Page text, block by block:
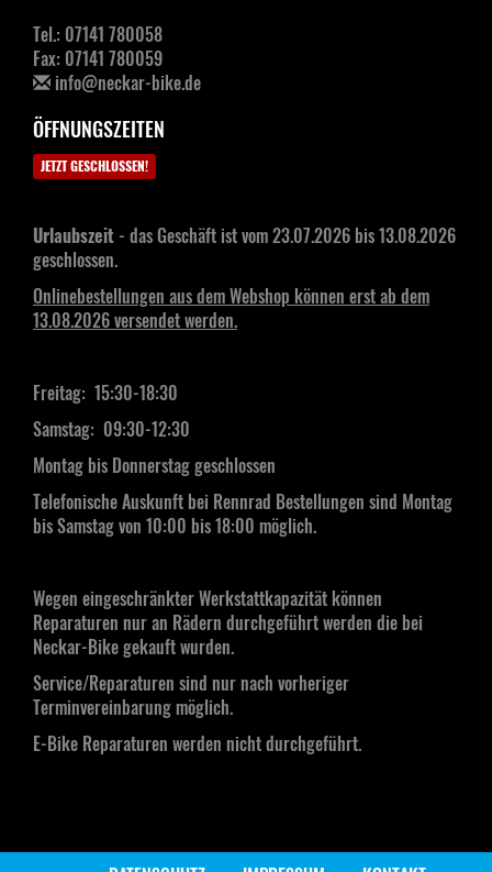
Tel.: 07141 780058
Fax: 07141 780059
info@neckar-bike.de
ÖFFNUNGSZEITEN
JETZT GESCHLOSSEN!
Urlaubszeit - das Geschäft ist vom 23.07.2026 bis 13.08.2026
geschlossen.
Onlinebestellungen aus dem Webshop können erst ab dem
13.08.2026 versendet werden.
Freitag: 15:30-18:30
Samstag: 09:30-12:30
Montag bis Donnerstag geschlossen
Telefonische Auskunft bei Rennrad Bestellungen sind Montag
bis Samstag von 10:00 bis 18:00 möglich.
Wegen eingeschränkter Werkstattkapazität können
Reparaturen nur an Rädern durchgeführt werden die bei
Neckar-Bike gekauft wurden.
Service/Reparaturen sind nur nach vorheriger
Terminvereinbarung möglich.
E-Bike Reparaturen werden nicht durchgeführt.